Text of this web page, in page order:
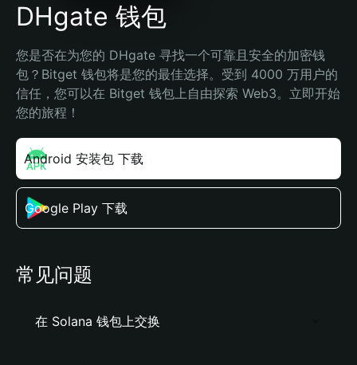
DHgate 钱包
您是否在为您的 DHgate 寻找一个可靠且安全的加密钱
包？Bitget 钱包将是您的最佳选择。受到 4000 万用户的
信任，您可以在 Bitget 钱包上自由探索 Web3。立即开始
您的旅程！
Android 安装包 下载
Google Play 下载
常见问题
在 Solana 钱包上交换